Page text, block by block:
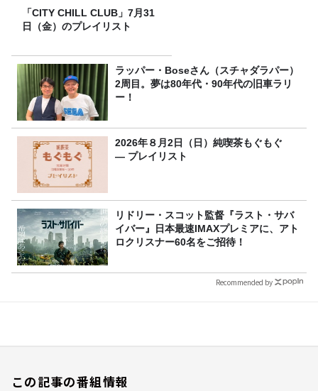
「CITY CHILL CLUB」7月31
日（金）のプレイリスト
ラッパー・Boseさん（スチャダラパー）
2周目。夢は80年代・90年代の旧車ラリ
ー！
2026年８月2日（日）純喫茶もぐもぐ
― プレイリスト
リドリー・スコット監督『ラスト・サバ
イバー』日本最速IMAXプレミアに、アト
ロクリスナー60名をご招待！
Recommended by
この記事の番組情報